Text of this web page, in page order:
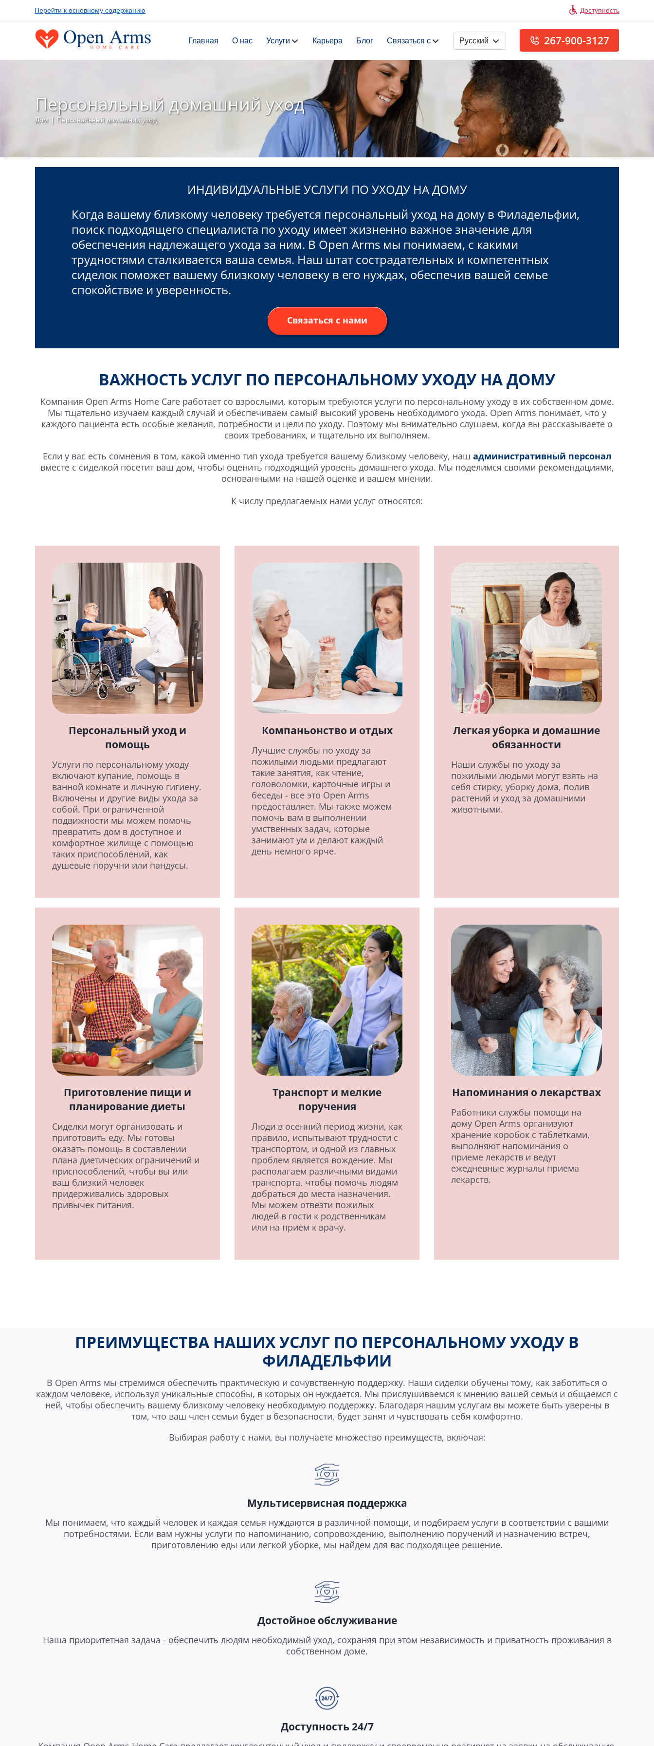
Перейти к основному содержанию Доступность
Главная О нас Услуги Карьера Блог Связаться с Русский 267-900-3127
Персональный домашний уход
Дом | Персональный домашний уход
ИНДИВИДУАЛЬНЫЕ УСЛУГИ ПО УХОДУ НА ДОМУ
Когда вашему близкому человеку требуется персональный уход на дому в Филадельфии,
поиск подходящего специалиста по уходу имеет жизненно важное значение для
обеспечения надлежащего ухода за ним. В Open Arms мы понимаем, с какими
трудностями сталкивается ваша семья. Наш штат сострадательных и компетентных
сиделок поможет вашему близкому человеку в его нуждах, обеспечив вашей семье
спокойствие и уверенность.
Связаться с нами
ВАЖНОСТЬ УСЛУГ ПО ПЕРСОНАЛЬНОМУ УХОДУ НА ДОМУ
Компания Open Arms Home Care работает со взрослыми, которым требуются услуги по персональному уходу в их собственном доме.
Мы тщательно изучаем каждый случай и обеспечиваем самый высокий уровень необходимого ухода. Open Arms понимает, что у
каждого пациента есть особые желания, потребности и цели по уходу. Поэтому мы внимательно слушаем, когда вы рассказываете о
своих требованиях, и тщательно их выполняем.
Если у вас есть сомнения в том, какой именно тип ухода требуется вашему близкому человеку, наш административный персонал
вместе с сиделкой посетит ваш дом, чтобы оценить подходящий уровень домашнего ухода. Мы поделимся своими рекомендациями,
основанными на нашей оценке и вашем мнении.
К числу предлагаемых нами услуг относятся:
Персональный уход и
помощь
Услуги по персональному уходу
включают купание, помощь в
ванной комнате и личную гигиену.
Включены и другие виды ухода за
собой. При ограниченной
подвижности мы можем помочь
превратить дом в доступное и
комфортное жилище с помощью
таких приспособлений, как
душевые поручни или пандусы.
Компаньонство и отдых
Лучшие службы по уходу за
пожилыми людьми предлагают
такие занятия, как чтение,
головоломки, карточные игры и
беседы - все это Open Arms
предоставляет. Мы также можем
помочь вам в выполнении
умственных задач, которые
занимают ум и делают каждый
день немного ярче.
Легкая уборка и домашние
обязанности
Наши службы по уходу за
пожилыми людьми могут взять на
себя стирку, уборку дома, полив
растений и уход за домашними
животными.
Приготовление пищи и
планирование диеты
Сиделки могут организовать и
приготовить еду. Мы готовы
оказать помощь в составлении
плана диетических ограничений и
приспособлений, чтобы вы или
ваш близкий человек
придерживались здоровых
привычек питания.
Транспорт и мелкие
поручения
Люди в осенний период жизни, как
правило, испытывают трудности с
транспортом, и одной из главных
проблем является вождение. Мы
располагаем различными видами
транспорта, чтобы помочь людям
добраться до места назначения.
Мы можем отвезти пожилых
людей в гости к родственникам
или на прием к врачу.
Напоминания о лекарствах
Работники службы помощи на
дому Open Arms организуют
хранение коробок с таблетками,
выполняют напоминания о
приеме лекарств и ведут
ежедневные журналы приема
лекарств.
ПРЕИМУЩЕСТВА НАШИХ УСЛУГ ПО ПЕРСОНАЛЬНОМУ УХОДУ В
ФИЛАДЕЛЬФИИ
В Open Arms мы стремимся обеспечить практическую и сочувственную поддержку. Наши сиделки обучены тому, как заботиться о
каждом человеке, используя уникальные способы, в которых он нуждается. Мы прислушиваемся к мнению вашей семьи и общаемся с
ней, чтобы обеспечить вашему близкому человеку необходимую поддержку. Благодаря нашим услугам вы можете быть уверены в
том, что ваш член семьи будет в безопасности, будет занят и чувствовать себя комфортно.
Выбирая работу с нами, вы получаете множество преимуществ, включая:
Мультисервисная поддержка
Мы понимаем, что каждый человек и каждая семья нуждаются в различной помощи, и подбираем услуги в соответствии с вашими
потребностями. Если вам нужны услуги по напоминанию, сопровождению, выполнению поручений и назначению встреч,
приготовлению еды или легкой уборке, мы найдем для вас подходящее решение.
Достойное обслуживание
Наша приоритетная задача - обеспечить людям необходимый уход, сохраняя при этом независимость и приватность проживания в
собственном доме.
Доступность 24/7